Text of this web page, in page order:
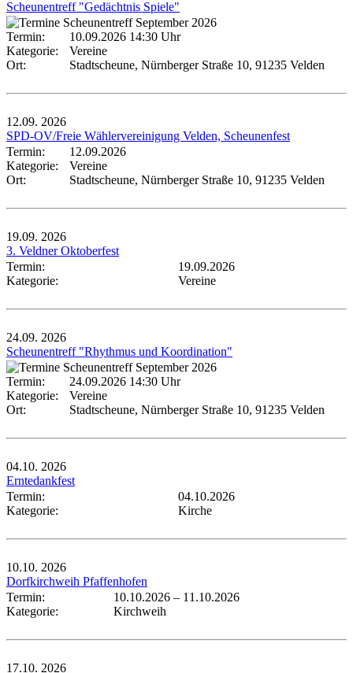
Scheunentreff "Gedächtnis Spiele"
Termin:
10.09.2026 14:30 Uhr
Kategorie:
Vereine
Ort:
Stadtscheune, Nürnberger Straße 10, 91235 Velden
12.09. 2026
SPD-OV/Freie Wählervereinigung Velden, Scheunenfest
Termin:
12.09.2026
Kategorie:
Vereine
Ort:
Stadtscheune, Nürnberger Straße 10, 91235 Velden
19.09. 2026
3. Veldner Oktoberfest
Termin:
19.09.2026
Kategorie:
Vereine
24.09. 2026
Scheunentreff "Rhythmus und Koordination"
Termin:
24.09.2026 14:30 Uhr
Kategorie:
Vereine
Ort:
Stadtscheune, Nürnberger Straße 10, 91235 Velden
04.10. 2026
Erntedankfest
Termin:
04.10.2026
Kategorie:
Kirche
10.10. 2026
Dorfkirchweih Pfaffenhofen
Termin:
10.10.2026 – 11.10.2026
Kategorie:
Kirchweih
17.10. 2026